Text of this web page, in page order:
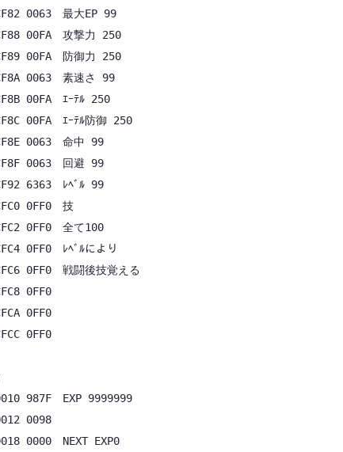
0063　最大EP 99
00FA　攻撃力 250
00FA　防御力 250
0063　素速さ 99
00FA　ｴｰﾃﾙ 250
00FA　ｴｰﾃﾙ防御 250
0063　命中 99
0063　回避 99
6363　ﾚﾍﾞﾙ 99
0FF0　技
0FF0　全て100
0FF0　ﾚﾍﾞﾙにより
0FF0　戦闘後技覚える
0FF0
0FF0
0FF0
987F　EXP 9999999
0098
0000　NEXT EXP0